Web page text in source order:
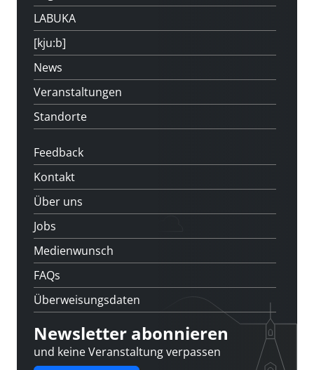
LABUKA
[kju:b]
News
Veranstaltungen
Standorte
Feedback
Kontakt
Über uns
Jobs
Medienwunsch
FAQs
Überweisungsdaten
Newsletter abonnieren
und keine Veranstaltung verpassen